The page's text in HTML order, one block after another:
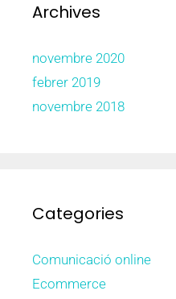
Archives
novembre 2020
febrer 2019
novembre 2018
Categories
Comunicació online
Ecommerce